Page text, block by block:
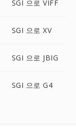
SGI 으로 VIFF
SGI 으로 XV
SGI 으로 JBIG
SGI 으로 G4